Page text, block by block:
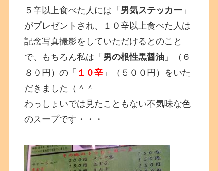
５辛以上食べた人には「 男気ステッカー 」
がプレゼントされ、１０辛以上食べた人は
記念写真撮影をしていただけるとのこと
で、もちろん私は「 男の根性黒醤油 」（６
８０円）の「 １０辛 」（５００円）をいた
だきました（＾＾
わっしょいでは見たこともない不気味な色
のスープです・・・